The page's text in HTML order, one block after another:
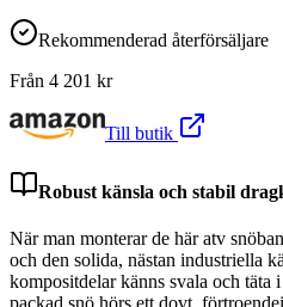
Rekommenderad återförsäljare
Från 4 201 kr
Till butik
Robust känsla och stabil
När man monterar de här atv
och den solida, nästan industriella
kompositdelar känns svala och